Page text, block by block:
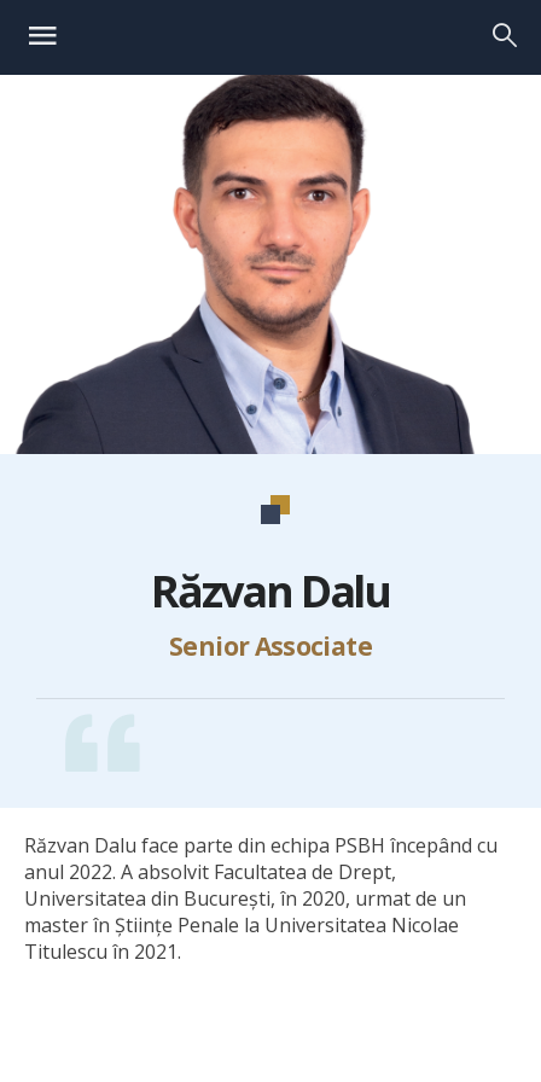
Răzvan Dalu
Senior Associate
Răzvan Dalu face parte din echipa PSBH începând cu
anul 2022. A absolvit Facultatea de Drept,
Universitatea din București, în 2020, urmat de un
master în Științe Penale la Universitatea Nicolae
Titulescu în 2021.